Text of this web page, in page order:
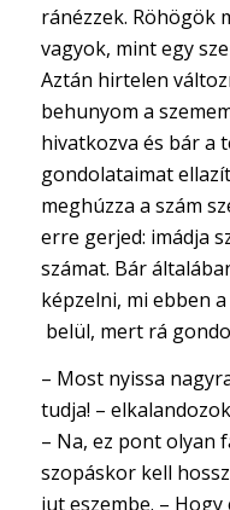
ránézzek. Röhögök
vagyok, mint egy
Aztán hirtelen
behunyom a
hivatkozva és bár a
gondolataimat
meghúzza a szám
erre gerjed: imádja
számat. Bár
képzelni, mi ebben
belül, mert rá
– Most nyissa
tudja! –
– Na, ez pont olyan
szopáskor kell
jut eszembe. –